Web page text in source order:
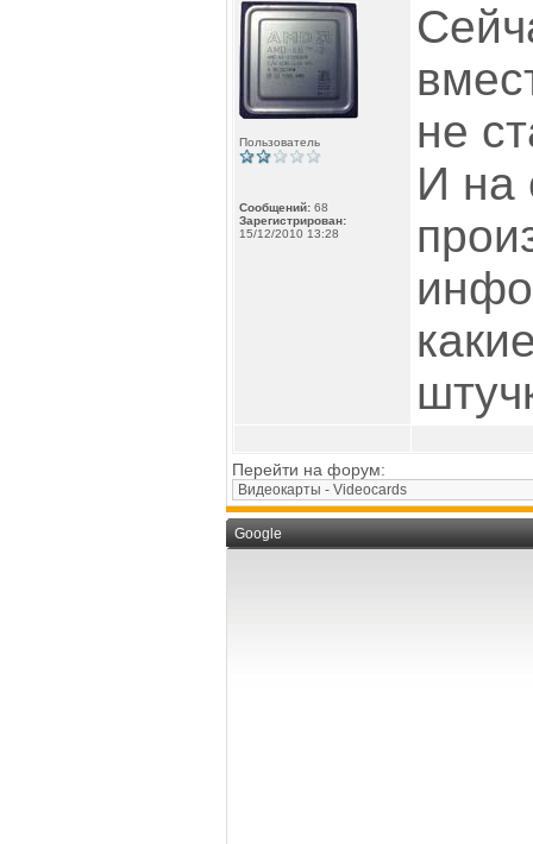
Пользователь
Сообщений: 68
Зарегистрирован:
15/12/2010 13:28
не
И на
Перейти на форум:
Google